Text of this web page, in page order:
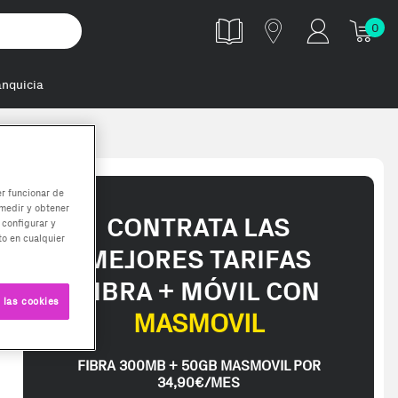
0
CONTRATA LAS
MEJORES TARIFAS
FIBRA + MÓVIL CON
MASMOVIL
FIBRA 300MB + 50GB MASMOVIL POR
34,90€/MES
funcionar de
y obtener
y
en cualquier
cookies